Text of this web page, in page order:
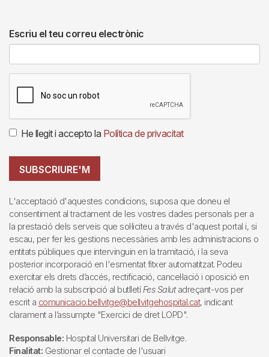
Escriu el teu correu electrònic
He llegit i accepto la Política de privacitat
SUBSCRIURE'M
L'acceptació d'aquestes condicions, suposa que doneu el
consentiment al tractament de les vostres dades personals per a
la prestació dels serveis que sol·liciteu a través d'aquest portal i, si
escau, per fer les gestions necessàries amb les administracions o
entitats públiques que intervinguin en la tramitació, i la seva
posterior incorporació en l'esmentat fitxer automatitzat. Podeu
exercitar els drets d’accés, rectificació, cancel·lació i oposició en
relació amb la subscripció al butlletí Fes Salutadreçant-vos per
escrit a comunicacio.bellvitge@bellvitgehospital.cat, indicant
clarament a l’assumpte "Exercici de dret LOPD".
Responsable: Hospital Universitari de Bellvitge.
Finalitat: Gestionar el contacte de l'usuari